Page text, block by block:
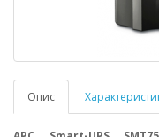
Опис